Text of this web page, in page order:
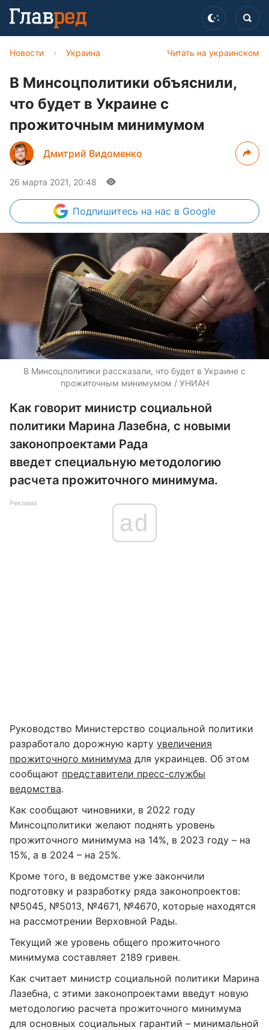
Читать на украинском
Новости › Украина
В Минсоцполитики объяснили,
что будет в Украине с
прожиточным минимумом
Дмитрий Видоменко
26 марта 2021, 20:48
Подпишитесь на нас в Google
В Минсоцполитики рассказали, что будет в Украине с
прожиточным минимумом / УНИАН
Как говорит министр социальной
политики Марина Лазебна, с новыми
законопроектами Рада
введет специальную методологию
расчета прожиточного минимума.
Реклама
ad
Руководство Министерство социальной политики
разработало дорожную карту увеличения
прожиточного минимума для украинцев. Об этом
сообщают представители пресс-службы
ведомства.
Как сообщают чиновники, в 2022 году
Минсоцполитики желают поднять уровень
прожиточного минимума на 14%, в 2023 году – на
15%, а в 2024 – на 25%.
Кроме того, в ведомстве уже закончили
подготовку и разработку ряда законопроектов:
№5045, №5013, №4671, №4670, которые находятся
на рассмотрении Верховной Рады.
Текущий же уровень общего прожиточного
минимума составляет 2189 гривен.
Как считает министр социальной политики Марина
Лазебна, с этими законопроектами введут новую
методологию расчета прожиточного минимума
для основных социальных гарантий – минимальной